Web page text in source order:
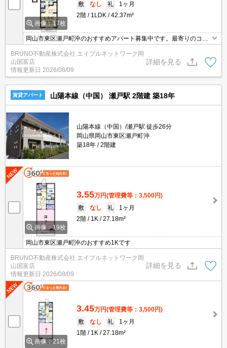
画像：17枚
敷
なし 礼
1ヶ月
2階
1LDK 42.37m²
岡山市東区瀬戸町沖のおすすめアパート募集中です。最寄りのコン
付き、温水洗浄便座付き、シャンプードレッサー付き。お気軽にお
問い合わせください。
BRUNO不動産株式会社 エイブルネットワーク岡
山国富店
情報更新日 2026/08/09
詳細を見る
賃貸アパート 山陽本線（中国） 瀬戸駅 2階建 築18年
山陽本線（中国）/瀬戸駅 徒歩26分
岡山県岡山市東区瀬戸町沖
築18年
2階建
画像：19枚
3.55万円(管理費等：3,500円)
敷
なし 礼
1ヶ月
2階
1K 27.18m²
岡山市東区瀬戸町沖のおすすめ1Kです
BRUNO不動産株式会社 エイブルネットワーク岡
山国富店
情報更新日 2026/08/09
詳細を見る
画像：21枚
3.45万円(管理費等：3,500円)
敷
なし 礼
1ヶ月
1階
1K 27.18m²